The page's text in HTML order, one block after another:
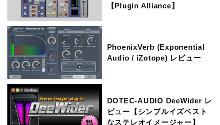
【Plugin Alliance】
PhoenixVerb (Exponential
Audio / iZotope) レビュー
DOTEC-AUDIO DeeWider レ
ビュー【シンプルイズベスト
なステレオイメージャー】